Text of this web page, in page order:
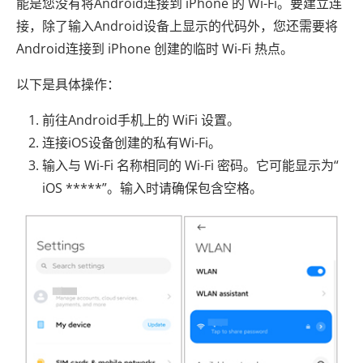
接，除了输入Android设备上显示的代码外，您还需要将
Android连接到 iPhone 创建的临时 Wi-Fi 热点。
以下是具体操作：
前往Android手机上的 WiFi 设置。
连接iOS设备创建的私有Wi-Fi。
输入与 Wi-Fi 名称相同的 Wi-Fi 密码。它可能显示为“
iOS *****”。输入时请确保包含空格。